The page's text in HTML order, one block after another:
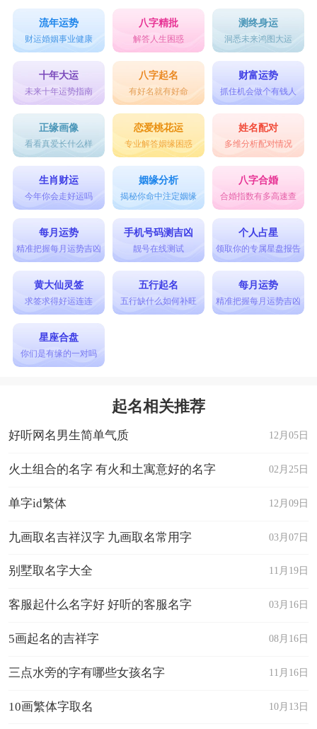
流年运势
财运婚姻事业健康
八字精批
解答人生困惑
测终身运
洞悉未来鸿图大运
十年大运
未来十年运势指南
八字起名
有好名就有好命
财富运势
抓住机会做个有钱人
正缘画像
看看真爱长什么样
恋爱桃花运
专业解答姻缘困惑
姓名配对
多维分析配对情况
生肖财运
今年你会走好运吗
姻缘分析
揭秘你命中注定姻缘
八字合婚
合婚指数有多高速查
每月运势
精准把握每月运势吉凶
手机号码测吉凶
靓号在线测试
个人占星
领取你的专属星盘报告
黄大仙灵签
求签求得好运连连
五行起名
五行缺什么如何补旺
每月运势
精准把握每月运势吉凶
星座合盘
你们是有缘的一对吗
起名相关推荐
12月05日
好听网名男生简单气质
02月25日
火土组合的名字 有火和土寓意好的名字
12月09日
单字id繁体
03月07日
九画取名吉祥汉字 九画取名常用字
11月19日
别墅取名字大全
03月16日
客服起什么名字好 好听的客服名字
08月16日
5画起名的吉祥字
11月16日
三点水旁的字有哪些女孩名字
10月13日
10画繁体字取名